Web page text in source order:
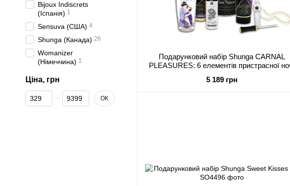
Подарунковий набір Shunga CARNAL
PLEASURES: 6 елементів пристрасної
5 189 грн
Bijoux Indiscrets
(Іспанія) 1
Sensuva (США) 4
Shunga (Канада) 26
Womanizer
(Німеччина) 1
Ціна, грн
Від Ціна, грн
До Ціна, грн ОК